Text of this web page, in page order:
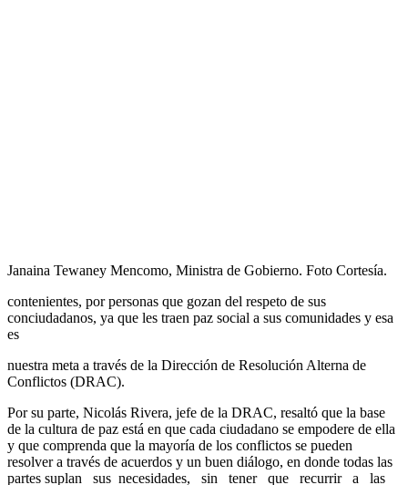
Janaina Tewaney Mencomo, Ministra de Gobierno. Foto Cortesía.
contenientes, por personas que gozan del respeto de sus
conciudadanos, ya que les traen paz social a sus comunidades y esa
es
nuestra meta a través de la Dirección de Resolución Alterna de
Conflictos (DRAC).
Por su parte, Nicolás Rivera, jefe de la DRAC, resaltó que la base
de la cultura de paz está en que cada ciudadano se empodere de ella
y que comprenda que la mayoría de los conflictos se pueden
resolver a través de acuerdos y un buen diálogo, en donde todas las
partes suplan sus necesidades, sin tener que recurrir a las